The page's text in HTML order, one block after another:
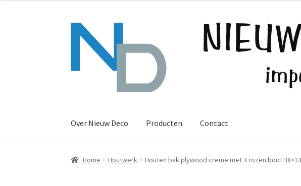
Ga
door
Ga
naar
Over Nieuw Deco Producten Contact
Home Houtwerk Houten bak plywood creme met 3 rozen boot